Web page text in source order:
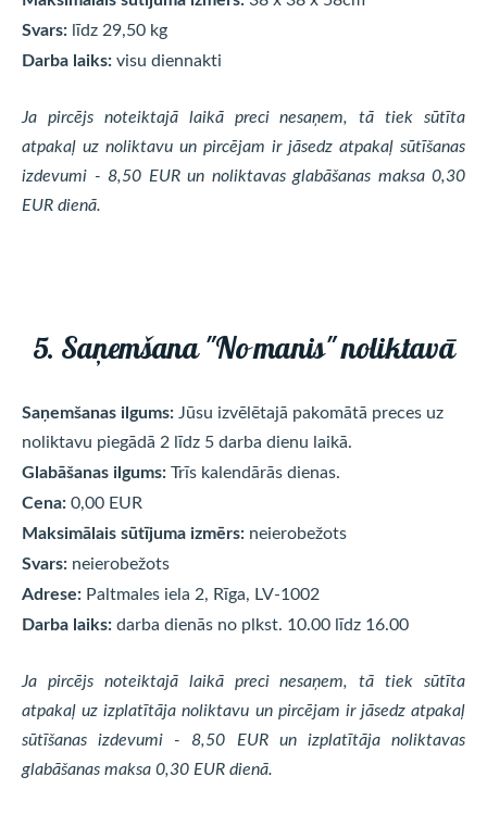
Svars: līdz 29,50 kg
Darba laiks:visu diennakti
Ja pircējs noteiktajā laikā preci nesaņem, tā tiek sūtīta
atpakaļ uz noliktavu un pircējam ir jāsedz atpakaļ sūtīšanas
izdevumi - 8,50 EUR un noliktavas glabāšanas maksa 0,30
EUR dienā.
5. Saņemšana "No manis" noliktavā
Saņemšanas ilgums:Jūsu izvēlētajā pakomātā preces uz
noliktavu piegādā 2 līdz 5 darba dienu laikā.
Glabāšanas ilgums:Trīs kalendārās dienas.
Cena:0,00 EUR
Maksimālais sūtījuma izmērs: neierobežots
Svars: neierobežots
Adrese: Paltmales iela 2, Rīga, LV-1002
Darba laiks:darba dienās no plkst. 10.00 līdz 16.00
Ja pircējs noteiktajā laikā preci nesaņem, tā tiek sūtīta
atpakaļ uz izplatītāja noliktavu un pircējam ir jāsedz atpakaļ
sūtīšanas izdevumi - 8,50 EUR un izplatītāja noliktavas
glabāšanas maksa 0,30 EUR dienā.